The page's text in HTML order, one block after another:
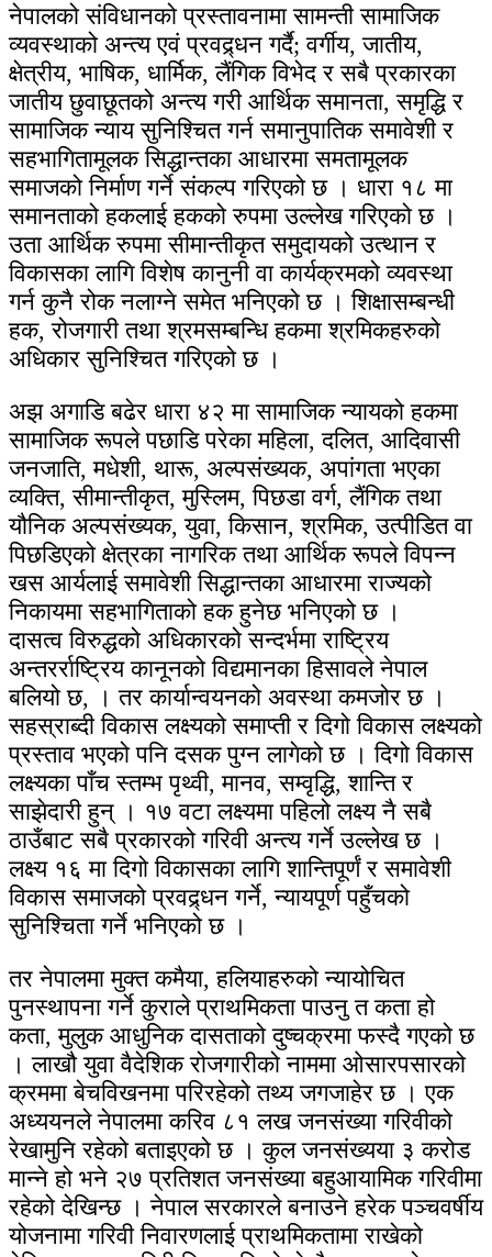
नेपालको संविधानको प्रस्तावनामा सामन्ती सामाजिक
व्यवस्थाको अन्त्य एवं प्रवद्र्धन गर्दै; वर्गीय, जातीय,
क्षेत्रीय, भाषिक, धार्मिक, लैंगिक विभेद र सबै प्रकारका
जातीय छुवाछूतको अन्त्य गरी आर्थिक समानता, समृद्धि र
सामाजिक न्याय सुनिश्चित गर्न समानुपातिक समावेशी र
सहभागितामूलक सिद्धान्तका आधारमा समतामूलक
समाजको निर्माण गर्ने संकल्प गरिएको छ । धारा १८ मा
समानताको हकलाई हकको रुपमा उल्लेख गरिएको छ ।
उता आर्थिक रुपमा सीमान्तीकृत समुदायको उत्थान र
विकासका लागि विशेष कानुनी वा कार्यक्रमको व्यवस्था
गर्न कुनै रोक नलाग्ने समेत भनिएको छ । शिक्षासम्बन्धी
हक, रोजगारी तथा श्रमसम्बन्धि हकमा श्रमिकहरुको
अधिकार सुनिश्चित गरिएको छ ।
अझ अगाडि बढेर धारा ४२ मा सामाजिक न्यायको हकमा
सामाजिक रूपले पछाडि परेका महिला, दलित, आदिवासी
जनजाति, मधेशी, थारू, अल्पसंख्यक, अपांगता भएका
व्यक्ति, सीमान्तीकृत, मुस्लिम, पिछडा वर्ग, लैंगिक तथा
यौनिक अल्पसंख्यक, युवा, किसान, श्रमिक, उत्पीडित वा
पिछडिएको क्षेत्रका नागरिक तथा आर्थिक रूपले विपन्न
खस आर्यलाई समावेशी सिद्धान्तका आधारमा राज्यको
निकायमा सहभागिताको हक हुनेछ भनिएको छ ।
दासत्व विरुद्धको अधिकारको सन्दर्भमा राष्ट्रिय
अन्तरर्राष्ट्रिय कानूनको विद्यमानका हिसावले नेपाल
बलियो छ, । तर कार्यान्वयनको अवस्था कमजोर छ ।
सहस्राब्दी विकास लक्ष्यको समाप्ती र दिगो विकास लक्ष्यको
प्रस्ताव भएको पनि दसक पुग्न लागेको छ । दिगो विकास
लक्ष्यका पाँच स्तम्भ पृथ्वी, मानव, सम्वृद्धि, शान्ति र
साझेदारी हुन् । १७ वटा लक्ष्यमा पहिलो लक्ष्य नै सबै
ठाउँबाट सबै प्रकारको गरिवी अन्त्य गर्ने उल्लेख छ ।
लक्ष्य १६ मा दिगो विकासका लागि शान्तिपूर्णं र समावेशी
विकास समाजको प्रवद्र्धन गर्ने, न्यायपूर्ण पहुँचको
सुनिश्चिता गर्ने भनिएको छ ।
तर नेपालमा मुक्त कमैया, हलियाहरुको न्यायोचित
पुनस्थापना गर्ने कुराले प्राथमिकता पाउनु त कता हो
कता, मुलुक आधुनिक दासताको दुष्चक्रमा फस्दै गएको छ
। लाखौ युवा वैदेशिक रोजगारीको नाममा ओसारपसारको
क्रममा बेचविखनमा परिरहेको तथ्य जगजाहेर छ । एक
अध्ययनले नेपालमा करिव ८१ लख जनसंख्या गरिवीको
रेखामुनि रहेको बताइएको छ । कुल जनसंख्यया ३ करोड
मान्ने हो भने २७ प्रतिशत जनसंख्या बहुआयामिक गरिवीमा
रहेको देखिन्छ । नेपाल सरकारले बनाउने हरेक पञ्चवर्षीय
योजनामा गरिवी निवारणलाई प्राथमिकतामा राखेको